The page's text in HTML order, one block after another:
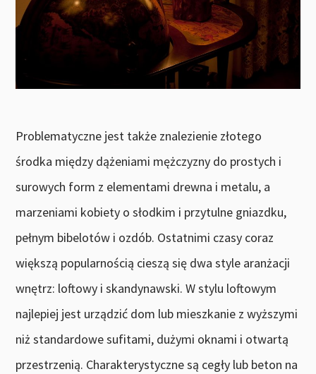
Problematyczne jest także znalezienie złotego
środka między dążeniami mężczyzny do prostych i
surowych form z elementami drewna i metalu, a
marzeniami kobiety o słodkim i przytulne gniazdku,
pełnym bibelotów i ozdób. Ostatnimi czasy coraz
większą popularnością cieszą się dwa style aranżacji
wnętrz: loftowy i skandynawski. W stylu loftowym
najlepiej jest urządzić dom lub mieszkanie z wyższymi
niż standardowe sufitami, dużymi oknami i otwartą
przestrzenią. Charakterystyczne są cegły lub beton na